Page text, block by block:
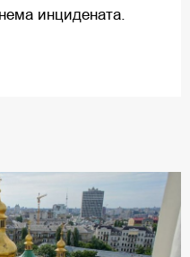
инцидената.